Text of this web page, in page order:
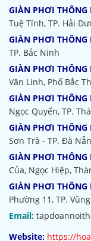
GIÀN PHƠI
Tuệ Tĩnh, TP. Hải
GIÀN PHƠI
TP. Bắc Ninh
GIÀN PHƠI
Văn Linh, Phố Bắc
GIÀN PHƠI
Ngọc Quyến, TP.
GIÀN PHƠI
Sơn Trà - TP. Đà
GIÀN PHƠI
Của, Ngọc Hiệp,
GIÀN PHƠI
Phường 11, TP.
Email:
Website: https://